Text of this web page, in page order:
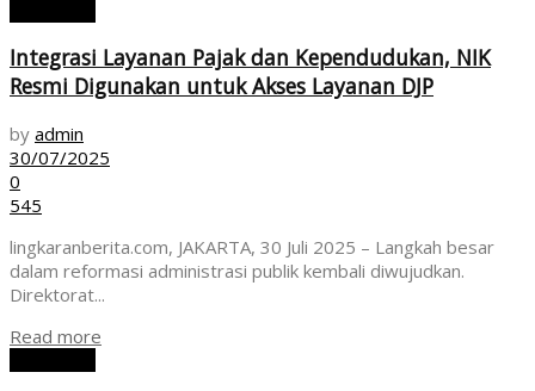
Integrasi Layanan Pajak dan Kependudukan, NIK
Resmi Digunakan untuk Akses Layanan DJP
by admin
30/07/2025
0
545
lingkaranberita.com, JAKARTA, 30 Juli 2025 – Langkah besar
dalam reformasi administrasi publik kembali diwujudkan.
Direktorat...
Read more